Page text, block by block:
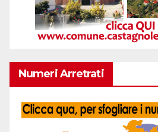
Numeri Arretrati